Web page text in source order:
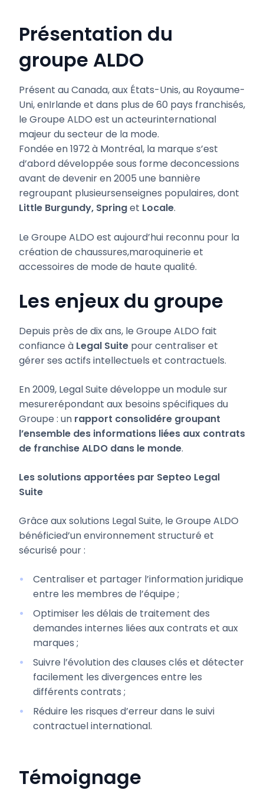
Présentation du
groupe ALDO
Présent au Canada, aux États-Unis, au Royaume-
Uni, enIrlande et dans plus de 60 pays franchisés,
le Groupe ALDO est un acteurinternational
majeur du secteur de la mode.
Fondée en 1972 à Montréal, la marque s’est
d’abord développée sous forme deconcessions
avant de devenir en 2005 une bannière
regroupant plusieursenseignes populaires, dont
Little Burgundy, Springet Locale.
Le Groupe ALDO est aujourd’hui reconnu pour la
création de chaussures,maroquinerie et
accessoires de mode de haute qualité.
Les enjeux du groupe
Depuis près de dix ans, le Groupe ALDO fait
confiance à Legal Suite pour centraliser et
gérer ses actifs intellectuels et contractuels.
En 2009, Legal Suite développe un module sur
mesurerépondant aux besoins spécifiques du
Groupe : un rapport consolidére groupant
l’ensemble des informations liées aux contrats
de franchise ALDO dans le monde.
Les solutions apportées par Septeo Legal
Suite
Grâce aux solutions Legal Suite, le Groupe ALDO
bénéficied’un environnement structuré et
sécurisé pour :
Centraliser et partager l’information juridique
entre les membres de l’équipe ;
Optimiser les délais de traitement des
demandes internes liées aux contrats et aux
marques ;
Suivre l’évolution des clauses clés et détecter
facilement les divergences entre les
différents contrats ;
Réduire les risques d’erreur dans le suivi
contractuel international.
Témoignage